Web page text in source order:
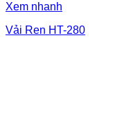
Xem nhanh
Vải Ren HT-280